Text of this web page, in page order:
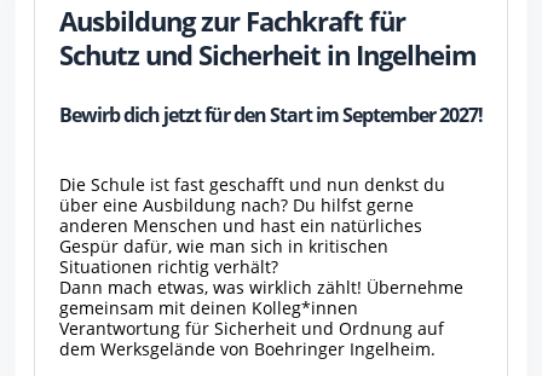
Ausbildung zur Fachkraft für
Schutz und Sicherheit in Ingelheim
Bewirb dich jetzt für den Start im September 2027!
Die Schule ist fast geschafft und nun denkst du
über eine Ausbildung nach? Du hilfst gerne
anderen Menschen und hast ein natürliches
Gespür dafür, wie man sich in kritischen
Situationen richtig verhält?
Dann mach etwas, was wirklich zählt! Übernehme
gemeinsam mit deinen Kolleg*innen
Verantwortung für Sicherheit und Ordnung auf
dem Werksgelände von Boehringer Ingelheim.